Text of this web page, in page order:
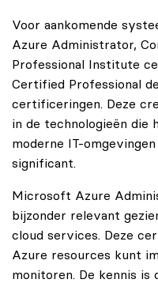
Voor aankomende
Azure Administrator,
Professional Institute
Certified Professional
certificeringen. Deze
in de technologieën die
moderne IT-
significant.
Microsoft Azure
bijzonder relevant
cloud services. Deze
Azure resources kunt
monitoren. De kennis is